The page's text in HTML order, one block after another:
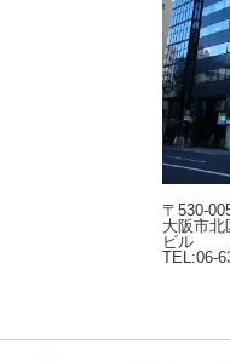
〒530-
大阪市北
ビル
TEL:06-